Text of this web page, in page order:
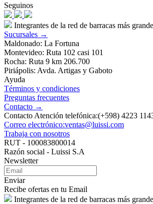
Seguinos
Integrantes de la red de barracas más
Sucursales →
Maldonado: La Fortuna
Montevideo: Ruta 102 casi 101
Rocha: Ruta 9 km 206.700
Piriápolis: Avda. Artigas y Gaboto
Ayuda
Términos y condiciones
Preguntas frecuentes
Contacto →
Contacto Atención telefónica:(+598) 4223
Correo electrónico:ventas@luissi.com
Trabaja con nosotros
RUT - 100083800014
Razón social - Luissi S.A
Newsletter
Enviar
Recibe ofertas en tu Email
Integrantes de la red de barracas más